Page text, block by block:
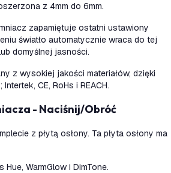
z 4mm do 6mm.
zapamiętuje ostatni ustawiony
światło automatycznie wraca do tej
domyślnej jasności.
z wysokiej jakości materiałów, dzięki
CE, RoHs i REACH.
- Naciśnij/Obróć
z płytą osłony. Ta płyta osłony ma
Hue, WarmGlow i DimTone.